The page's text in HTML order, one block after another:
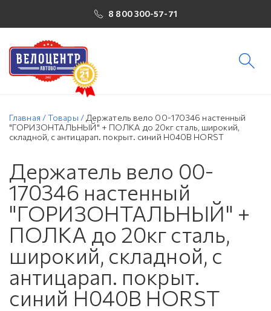
8 800 300-57-71
Главная /Товары / Держатель вело 00-170346 настенный
"ГОРИЗОНТАЛЬНЫЙ" + ПОЛКА до 20кг сталь, широкий,
складной, с антицарап. покрыт. синий H040B HORST
Держатель вело 00-
170346 настенный
"ГОРИЗОНТАЛЬНЫЙ" +
ПОЛКА до 20кг сталь,
широкий, складной, с
антицарап. покрыт.
синий H040B HORST